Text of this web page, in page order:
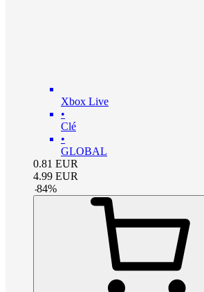
Xbox Live
•
Clé
•
GLOBAL
0.81 EUR
4.99 EUR
-84%